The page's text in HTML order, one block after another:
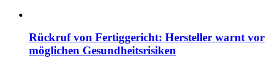
Rückruf von Fertiggericht: Hersteller warnt vor
möglichen Gesundheitsrisiken